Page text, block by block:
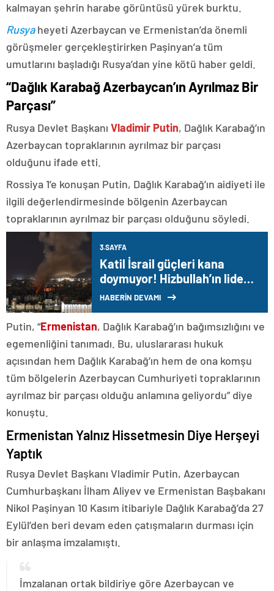
kalmayan şehrin harabe görüntüsü yürek burktu.
Rusyaheyeti Azerbaycan ve Ermenistan’da önemli
görüşmeler gerçekleştirirken Paşinyan’a tüm
umutlarını başladığı Rusya’dan yine kötü haber geldi.
“Dağlık Karabağ Azerbaycan’ın Ayrılmaz Bir
Parçası”
Rusya Devlet Başkanı Vladimir Putin, Dağlık Karabağ’ın
Azerbaycan topraklarının ayrılmaz bir parçası
olduğunu ifade etti.
Rossiya 1’e konuşan Putin, Dağlık Karabağ’ın aidiyeti ile
ilgili değerlendirmesinde bölgenin Azerbaycan
topraklarının ayrılmaz bir parçası olduğunu söyledi.
3.SAYFA
Katil İsrail güçleri kana
doymuyor! Hizbullah’ın lider
adayı Safiyüddin hedef alındı
HABERİN DEVAMI
Putin, “Ermenistan, Dağlık Karabağ’ın bağımsızlığını ve
egemenliğini tanımadı. Bu, uluslararası hukuk
açısından hem Dağlık Karabağ’ın hem de ona komşu
tüm bölgelerin Azerbaycan Cumhuriyeti topraklarının
ayrılmaz bir parçası olduğu anlamına geliyordu” diye
konuştu.
Ermenistan Yalnız Hissetmesin Diye Herşeyi
Yaptık
Rusya Devlet Başkanı Vladimir Putin, Azerbaycan
Cumhurbaşkanı İlham Aliyev ve Ermenistan Başbakanı
Nikol Paşinyan 10 Kasım itibariyle Dağlık Karabağ’da 27
Eylül’den beri devam eden çatışmaların durması için
bir anlaşma imzalamıştı.
İmzalanan ortak bildiriye göre Azerbaycan ve